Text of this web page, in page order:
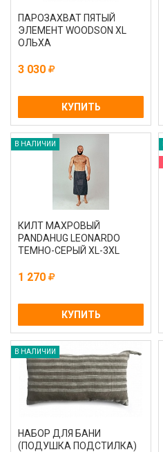
ПАРОЗАХВАТ ПЯТЫЙ
ЭЛЕМЕНТ WOODSON XL
ОЛЬХА
3 030
КУПИТЬ
В НАЛИЧИИ
КИЛТ МАХРОВЫЙ
PANDAHUG LEONARDO
ТЕМНО-СЕРЫЙ XL-3XL
1 270
КУПИТЬ
В НАЛИЧИИ
НАБОР ДЛЯ БАНИ
(ПОДУШКА ПОДСТИЛКА)